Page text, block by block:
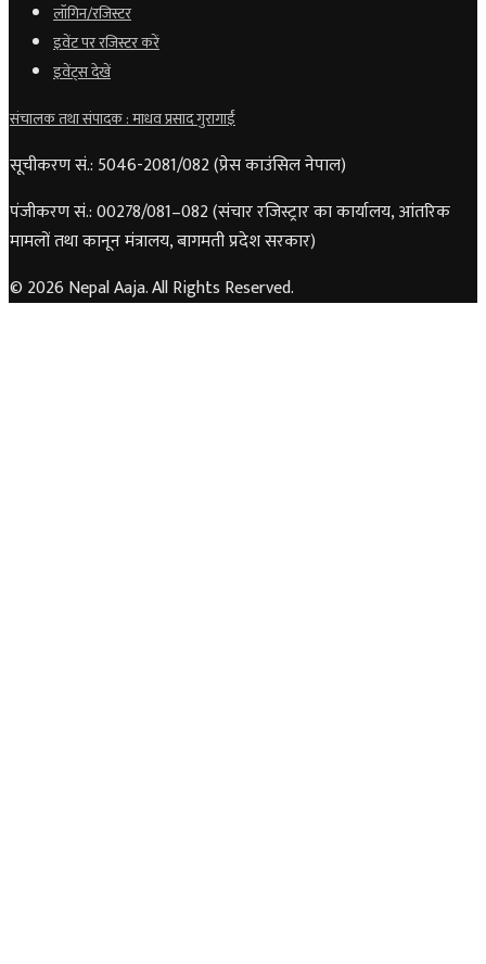
लॉगिन/रजिस्टर
इवेंट पर रजिस्टर करें
इवेंट्स देखें
संचालक तथा संपादक : माधव प्रसाद गुरागाईं
सूचीकरण सं.: 5046-2081/082 (प्रेस काउंसिल नेपाल)
पंजीकरण सं.: 00278/081–082 (संचार रजिस्ट्रार का कार्यालय, आंतरिक
मामलों तथा कानून मंत्रालय, बागमती प्रदेश सरकार)
© 2026 Nepal Aaja. All Rights Reserved.